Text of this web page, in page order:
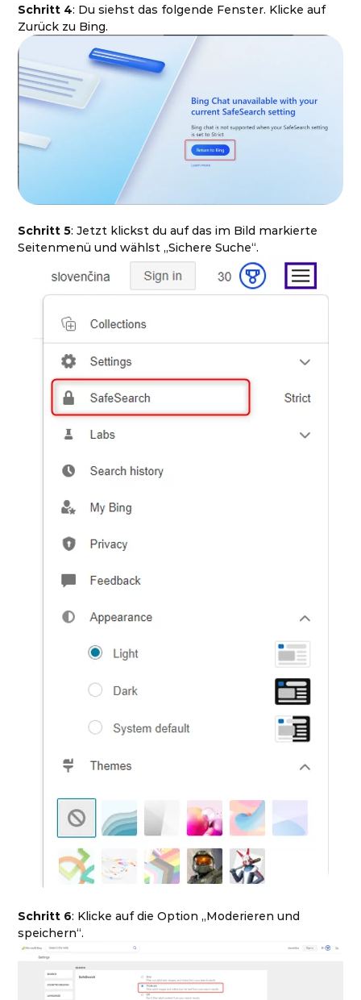
Schritt 4: Du siehst das folgende Fenster. Klicke auf
Zurück zu Bing.
Schritt 5: Jetzt klickst du auf das im Bild markierte
Seitenmenü und wählst „Sichere Suche“.
Schritt 6: Klicke auf die Option „Moderieren und
speichern“.